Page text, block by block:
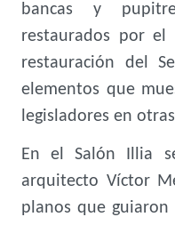
bancas y
restaurados por el
restauración del
elementos que
legisladores en
En el Salón Illia
arquitecto Víctor
planos que guiaron